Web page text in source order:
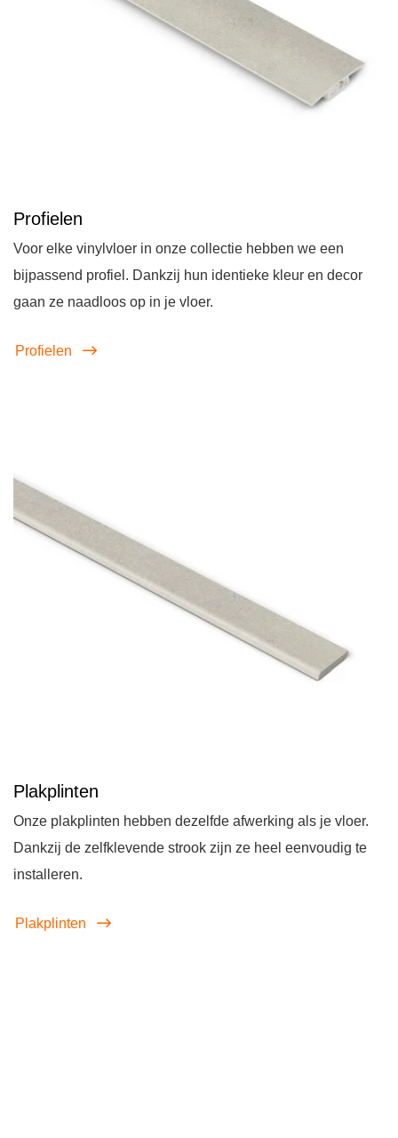
Profielen
Voor elke vinylvloer in onze collectie hebben we een
bijpassend profiel. Dankzij hun identieke kleur en decor
gaan ze naadloos op in je vloer.
Profielen
Plakplinten
Onze plakplinten hebben dezelfde afwerking als je vloer.
Dankzij de zelfklevende strook zijn ze heel eenvoudig te
installeren.
Plakplinten